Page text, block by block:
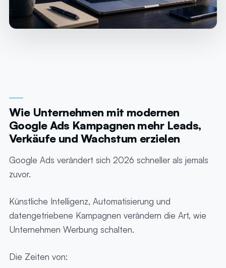
Wie Unternehmen mit modernen
Google Ads Kampagnen mehr Leads,
Verkäufe und Wachstum erzielen
Google Ads verändert sich 2026 schneller als jemals
zuvor.
Künstliche Intelligenz, Automatisierung und
datengetriebene Kampagnen verändern die Art, wie
Unternehmen Werbung schalten.
Die Zeiten von: